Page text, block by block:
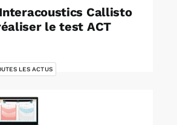
Callisto
le test ACT
LES ACTUS